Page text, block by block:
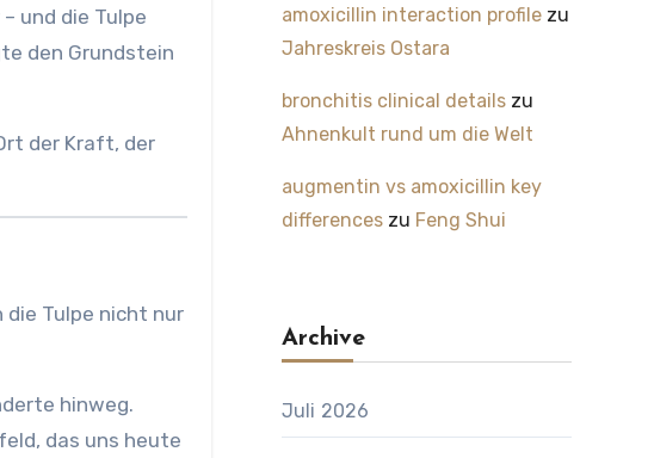
und die Tulpe
den Grundstein
der Kraft, der
die Tulpe nicht nur
hinweg.
das uns heute
amoxicillin interaction profilezu
Jahreskreis Ostara
bronchitis clinical detailszu
Ahnenkult rund um die Welt
augmentin vs amoxicillin key
differenceszu Feng Shui
Archive
Juli 2026